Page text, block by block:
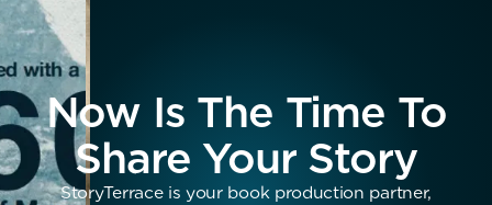
Now Is The Time To
Share Your Story
StoryTerrace is your book production partner,